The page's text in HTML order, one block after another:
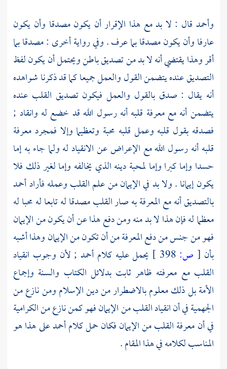
وأحمد قال : لا بد مع هذا الإقرار أن يكون مصدقا وأن يكون
عارفا وأن يكون مصدقا بما عرف . وفي رواية أخرى : مصدقا بما
أقر وهذا يقتضي أنه لا بد من تصديق باطن ويحتمل أن يكون لفظ
التصديق عنده يتضمن القول والعمل جميعا كما قد ذكرنا شواهده
أنه يقال : صدق بالقول والعمل فيكون تصديق القلب عنده
يتضمن أنه مع معرفة قلبه أنه رسول الله قد خضع له وانقاد ;
فصدقه بقول قلبه وعمل قلبه محبة وتعظيما وإلا فمجرد معرفة
قلبه أنه رسول الله مع الإعراض عن الانقياد له ولما جاء به إما
حسدا وإما كبرا وإما لمحبة دينه الذي يخالفه وإما لغير ذلك فلا
يكون إيمانا . ولا بد في الإيمان من علم القلب وعمله فأرادأحمد
بالتصديق أنه مع المعرفة به صار القلب مصدقا له تابعا له محبا له
معظما له فإن هذا لا بد منه ومن دفع هذا عن أن يكون من الإيمان
فهو من جنس من دفع المعرفة من أن تكون من الإيمان وهذا أشبه
بأن [ ص: يحمل عليه كلام أحمد ; لأن وجوب انقياد
القلب مع معرفته ظاهر ثابت بدلائل الكتاب والسنة وإجماع
الأمة بل ذلك معلوم بالاضطرار من دين الإسلام ومن نازع من
الجهميةفي أن انقياد القلب من الإيمان فهو كمن نازع منالكرامية
في أن معرفة القلب من الإيمان فكان حمل كلامأحمدعلى هذا هو
المناسب لكلامه في هذا المقام .